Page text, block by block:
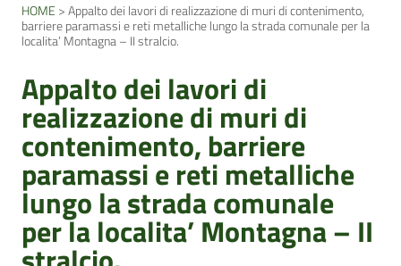
HOME >Appalto dei lavori di realizzazione di muri di contenimento,
barriere paramassi e reti metalliche lungo la strada comunale per la
localita’ Montagna – II stralcio.
Appalto dei lavori di
realizzazione di muri di
contenimento, barriere
paramassi e reti metalliche
lungo la strada comunale
per la localita’ Montagna – II